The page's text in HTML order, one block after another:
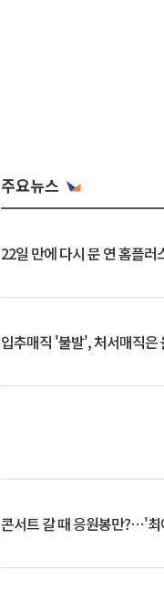
주요뉴스
22일 만에 다시 문 연 홈플
입추매직 '불발', 처서매직은
콘서트 갈 때 응원봉만?⋯'